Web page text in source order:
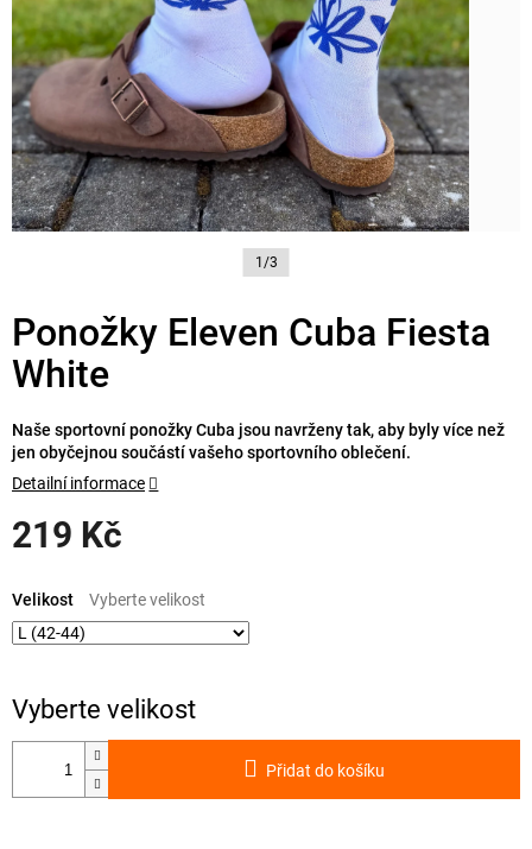
1/3
Ponožky Eleven Cuba Fiesta
White
219 Kč
cena:
Velikost
Přidat do košíku
Naše sportovní ponožky Cuba jsou navrženy tak, aby byly více než
jen obyčejnou součástí vašeho sportovního oblečení.
Detailní informace